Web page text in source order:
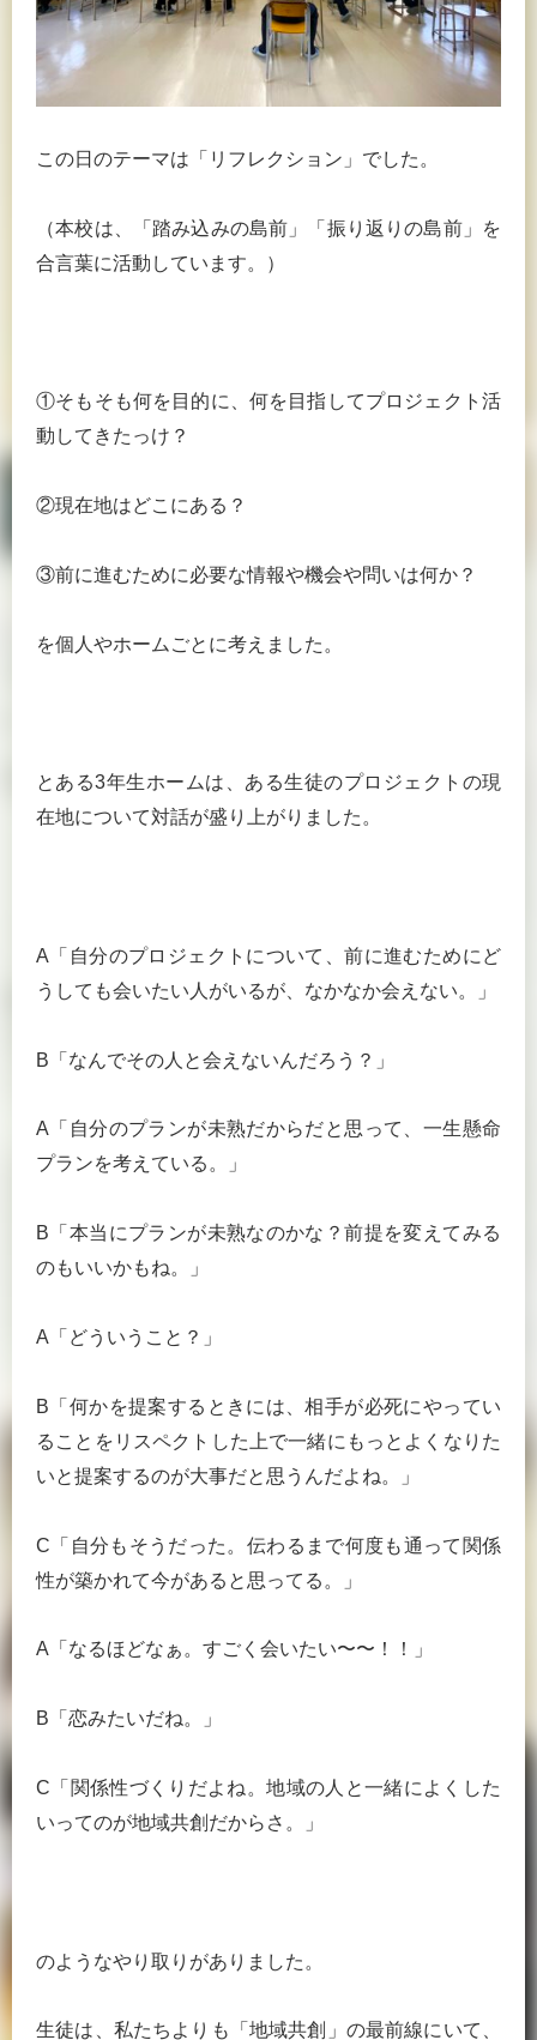
この日のテーマは「リフレクション」でした。
（本校は、「踏み込みの島前」「振り返りの島前」を
合言葉に活動しています。）
①そもそも何を目的に、何を目指してプロジェクト活
動してきたっけ？
②現在地はどこにある？
③前に進むために必要な情報や機会や問いは何か？
を個人やホームごとに考えました。
とある3年生ホームは、ある生徒のプロジェクトの現
在地について対話が盛り上がりました。
A「自分のプロジェクトについて、前に進むためにど
うしても会いたい人がいるが、なかなか会えない。」
B「なんでその人と会えないんだろう？」
A「自分のプランが未熟だからだと思って、一生懸命
プランを考えている。」
B「本当にプランが未熟なのかな？前提を変えてみる
のもいいかもね。」
A「どういうこと？」
B「何かを提案するときには、相手が必死にやってい
ることをリスペクトした上で一緒にもっとよくなりた
いと提案するのが大事だと思うんだよね。」
C「自分もそうだった。伝わるまで何度も通って関係
性が築かれて今があると思ってる。」
A「なるほどなぁ。すごく会いたい〜〜！！」
B「恋みたいだね。」
C「関係性づくりだよね。地域の人と一緒によくした
いってのが地域共創だからさ。」
のようなやり取りがありました。
生徒は、私たちよりも「地域共創」の最前線にいて、